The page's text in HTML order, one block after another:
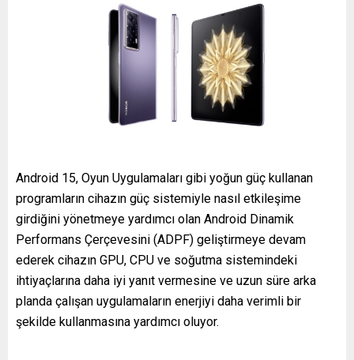
Android 15, Oyun Uygulamaları gibi yoğun güç kullanan
programların cihazın güç sistemiyle nasıl etkileşime
girdiğini yönetmeye yardımcı olan Android Dinamik
Performans Çerçevesini (ADPF) geliştirmeye devam
ederek cihazın GPU, CPU ve soğutma sistemindeki
ihtiyaçlarına daha iyi yanıt vermesine ve uzun süre arka
planda çalışan uygulamaların enerjiyi daha verimli bir
şekilde kullanmasına yardımcı oluyor.